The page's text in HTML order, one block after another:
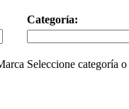
Categoría:
Seleccione categoría